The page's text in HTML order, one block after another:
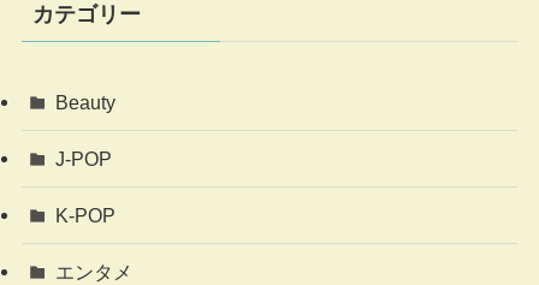
カテゴリー
Beauty
J-POP
K-POP
エンタメ